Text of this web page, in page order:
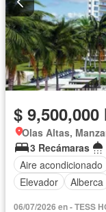
$ 9,500,000
Olas Altas,
3 Recámaras
Aire acondicionado
Elevador
Alberca
06/07/2026 en - TESS